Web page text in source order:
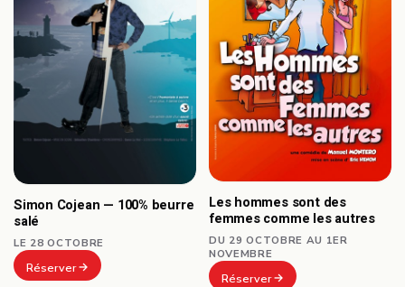
Simon Cojean — 100% beurre
salé
LE 28 OCTOBRE
Réserver
Les hommes sont des
femmes comme les autres
DU 29 OCTOBRE AU 1ER
NOVEMBRE
Réserver